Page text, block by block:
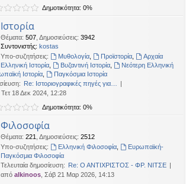
Δημοτικότητα: 0%
Ιστορία
Θέματα: 507 Δημοσιεύσεις: 3942
Συντονιστής: kostas
Υπο-συζητήσεις:
Μυθολογία, Προϊστορία,
Αρχαία
Ελληνική Ιστορία
Βυζαντινή Ιστορία,
Νεότερη Ελληνική
Ιστορία,
Παγκόσμια Ιστορία
Re: Ιστοριογραφικές πηγές για…
, Τετ 18 Δεκ 2024, 12:28
Δημοτικότητα: 0%
Φιλοσοφία
Θέματα: 221 Δημοσιεύσεις: 2512
Υπο-συζητήσεις:
Ελληνική Φιλοσοφία,
Ευρωπαϊκή-
Παγκόσμια Φιλοσοφία
Τελευταία δημοσίευση: Re: Ο ΑΝΤΙΧΡΙΣΤΟΣ - ΦΡ. ΝΙΤΣΕ
από alkinoos , Σάβ 21 Μαρ 2026, 14:13